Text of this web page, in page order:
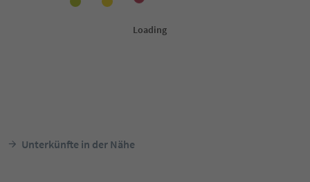
Unterkünfte in der Nähe